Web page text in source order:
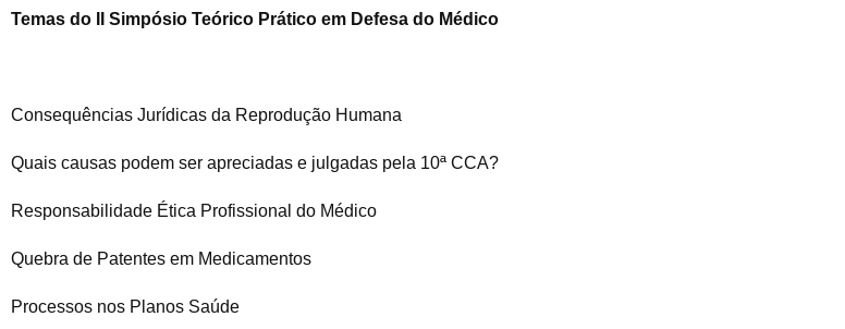
Temas do II Simpósio Teórico Prático em Defesa do Médico
Consequências Jurídicas da Reprodução Humana
Quais causas podem ser apreciadas e julgadas pela 10ª CCA?
Responsabilidade Ética Profissional do Médico
Quebra de Patentes em Medicamentos
Processos nos Planos Saúde